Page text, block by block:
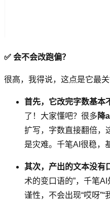
✅ 会不会改跑偏？
很高，我得说，这点是它最
首先，它改完字数基本
了！大家懂吧？很多 降
扩写，字数直接翻倍，
是灾难。千笔AI很稳，
其次，产出的文本没有
术的变口语的”，千笔
谨性，不会出现“哎呀